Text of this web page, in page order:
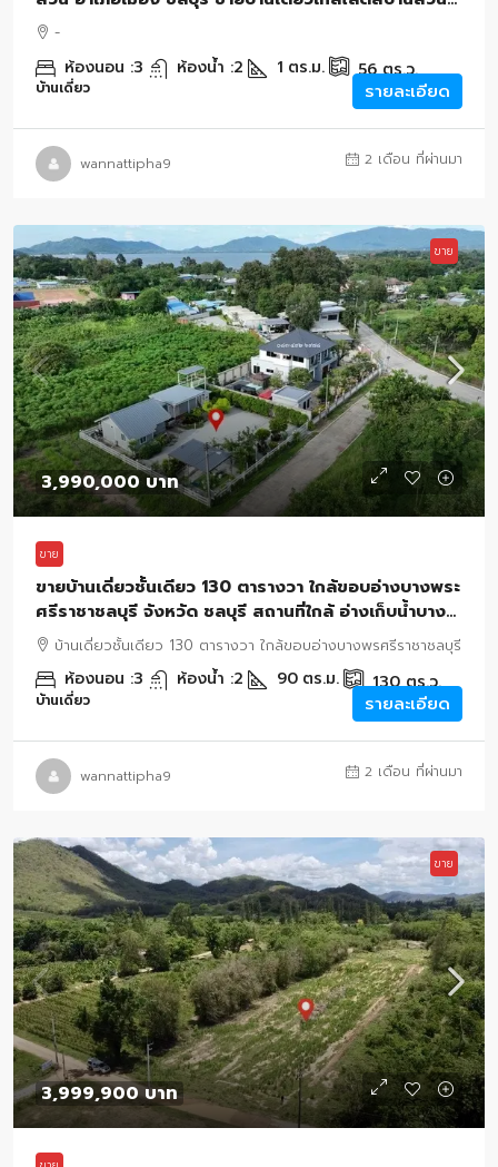
ชลบุรี บ้านเดี่ยว 2 ชั้นหลังริม
-
ห้องนอน :3 ห้องน้ำ :2 1 ตร.ม. 56ตร.ว.
บ้านเดี่ยว รายละเอียด
wannattipha9 2 เดือน ที่ผ่านมา
ขาย
3,990,000 บาท
ขาย
ขายบ้านเดี่ยวชั้นเดียว 130 ตารางวา ใกล้ขอบอ่างบางพระ
ศรีราชาชลบุรี จังหวัด ชลบุรี สถานที่ใกล้ อ่างเก็บน้ำบาง
พระ ศรีราชา ชลบุรี
บ้านเดี่ยวชั้นเดียว 130 ตารางวา ใกล้ขอบอ่างบางพรศรีราชาชลบุรี
ห้องนอน :3 ห้องน้ำ :2 90 ตร.ม. 130ตร.ว.
บ้านเดี่ยว รายละเอียด
wannattipha9 2 เดือน ที่ผ่านมา
ขาย
3,999,900 บาท